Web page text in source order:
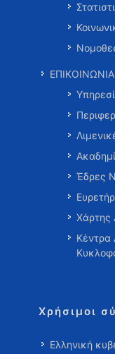
ΕΠΙΚΟΙΝΩΝΙΑ
Έδρες
Χάρτης
Κέντρα
Χρήσιμοι
Ελληνική